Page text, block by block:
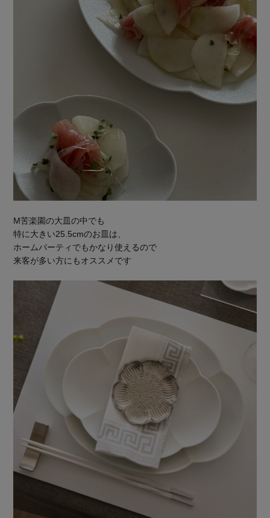
M苦楽園の大皿の中でも
特に大きい25.5cmのお皿は、
ホームパーティでもかなり使えるので
来客が多い方にもオススメです